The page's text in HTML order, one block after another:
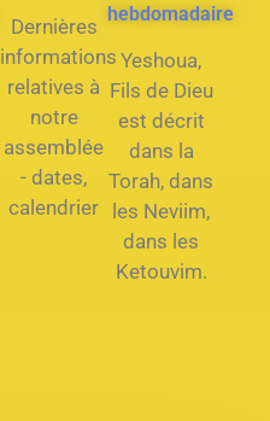
Dernières
informations
relatives à
notre
assemblée
- dates,
calendrier
hebdomadaire
Yeshoua,
Fils de Dieu
est décrit
dans la
Torah, dans
les Neviim,
dans les
Ketouvim.